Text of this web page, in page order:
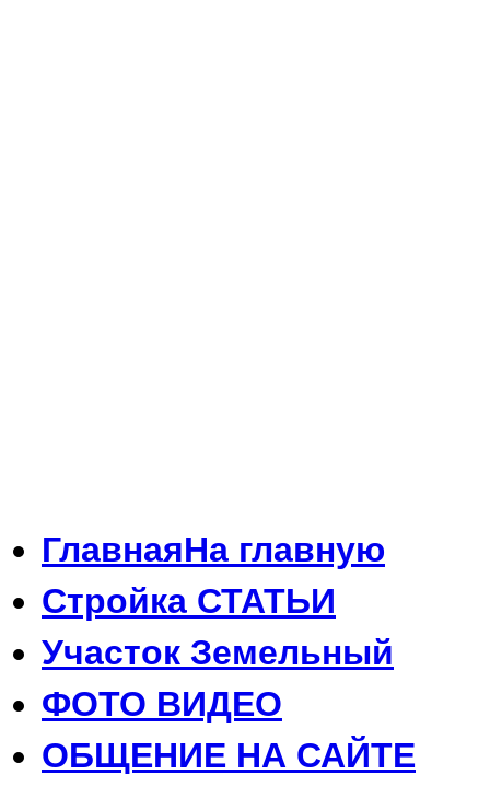
ГлавнаяНа главную
Стройка СТАТЬИ
Участок Земельный
ФОТО ВИДЕО
ОБЩЕНИЕ НА САЙТЕ